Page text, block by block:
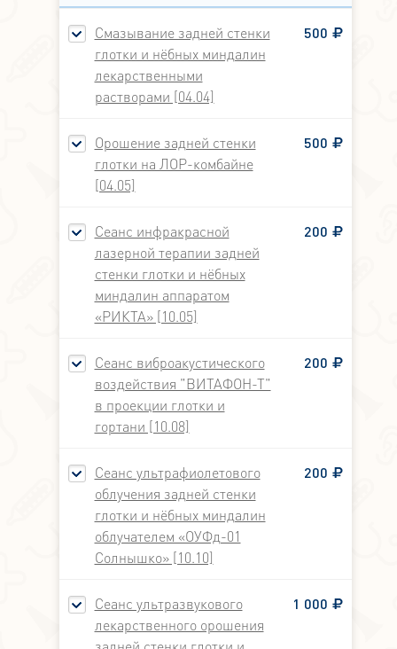
Смазывание задней стенки
глотки и нёбных миндалин
лекарственными
растворами [04.04]
500
Орошение задней стенки
глотки на ЛОР-комбайне
[04.05]
500
Сеанс инфракрасной
лазерной терапии задней
стенки глотки и нёбных
миндалин аппаратом
«РИКТА» [10.05]
200
Сеанс виброакустического
воздействия "ВИТАФОН-Т"
в проекции глотки и
гортани [10.08]
200
Сеанс ультрафиолетового
облучения задней стенки
глотки и нёбных миндалин
облучателем «ОУФд-01
Солнышко» [10.10]
200
Сеанс ультразвукового
лекарственного орошения
1 000